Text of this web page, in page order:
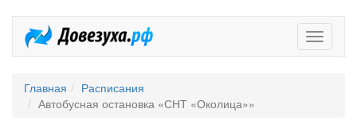
Главная
Расписания
Автобусная остановка «СНТ «Околица»»